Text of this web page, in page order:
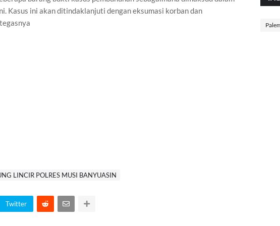
Kasus ini akan ditindaklanjuti dengan eksumasi korban dan
LINCIR POLRES MUSI BANYUASIN
Twitter